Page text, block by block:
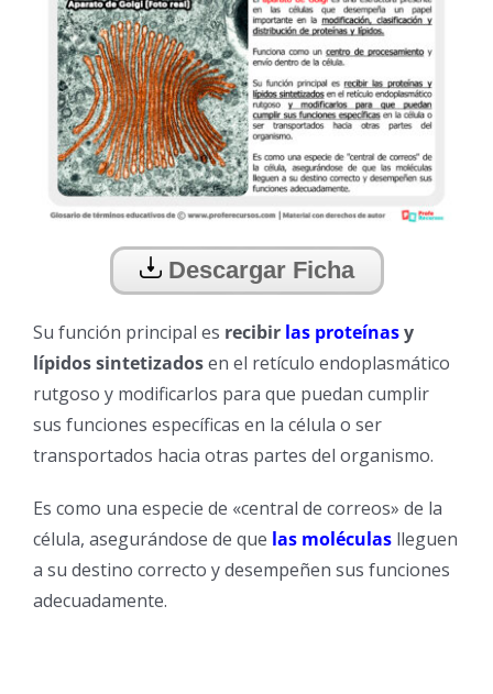
Descargar Ficha
Su función principal es recibir las proteínasy
lípidos sintetizadosen el retículo endoplasmático
rutgoso y modificarlos para que puedan cumplir
sus funciones específicas en la célula o ser
transportados hacia otras partes del organismo.
Es como una especie de «central de correos» de la
célula, asegurándose de que las moléculas lleguen
a su destino correcto y desempeñen sus funciones
adecuadamente.